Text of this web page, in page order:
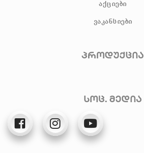
აქციები
ვაკანსიები
პროდუქცია
სოც. მედია